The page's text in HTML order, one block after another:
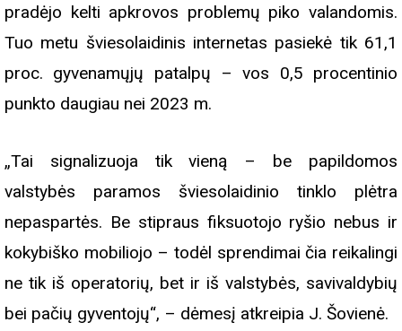
pradėjo kelti apkrovos problemų piko valandomis.
Tuo metu šviesolaidinis internetas pasiekė tik 61,1
proc. gyvenamųjų patalpų – vos 0,5 procentinio
punkto daugiau nei 2023 m.
„Tai signalizuoja tik vieną – be papildomos
valstybės paramos šviesolaidinio tinklo plėtra
nepaspartės. Be stipraus fiksuotojo ryšio nebus ir
kokybiško mobiliojo – todėl sprendimai čia reikalingi
ne tik iš operatorių, bet ir iš valstybės, savivaldybių
bei pačių gyventojų“, – dėmesį atkreipia J. Šovienė.